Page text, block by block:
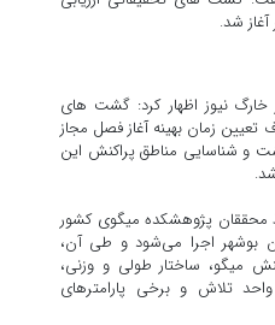
شد.
خارگ نیوز اظهار کرد: گشت های
تعیین زمان بهینه آغاز فصل مجاز
و شناسایی مناطق پراکنش این
پژوهشکده میگوی کشور
بوشهر اجرا می‌شود و طی آن،
میگو، ساختار طولی و وزنی،
تلاش و برخی پارامترهای